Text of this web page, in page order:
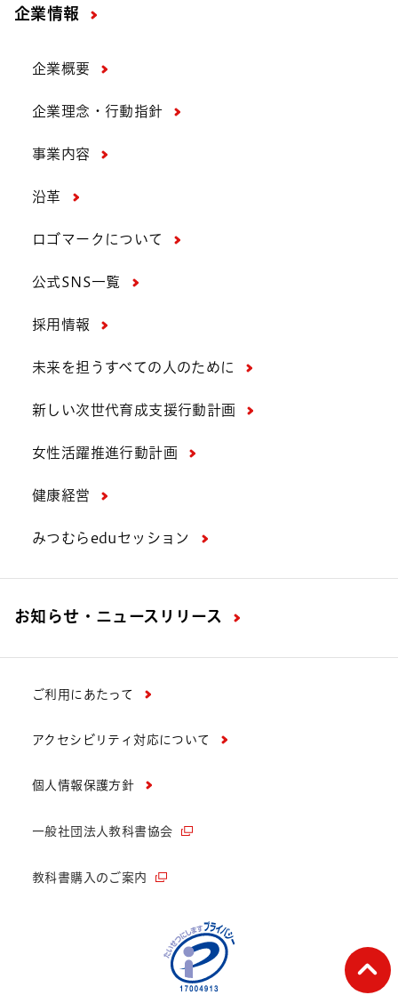
企業情報
企業概要
企業理念・行動指針
事業内容
沿革
ロゴマークについて
公式SNS一覧
採用情報
未来を担うすべての人のために
新しい次世代育成支援行動計画
女性活躍推進行動計画
健康経営
みつむらeduセッション
お知らせ・ニュースリリース
ご利用にあたって
アクセシビリティ対応について
個人情報保護方針
一般社団法人教科書協会
教科書購入のご案内
ペ